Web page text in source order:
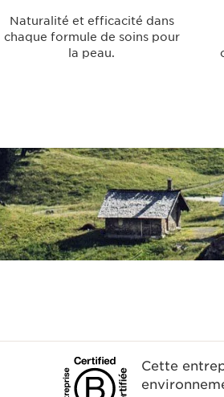
Naturalité et efficacité dans
chaque formule de soins pour
la peau.
Cette